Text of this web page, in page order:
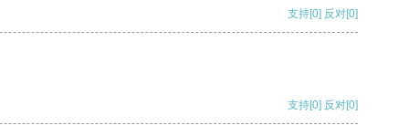
支持[0] 反对[0]
支持[0] 反对[0]